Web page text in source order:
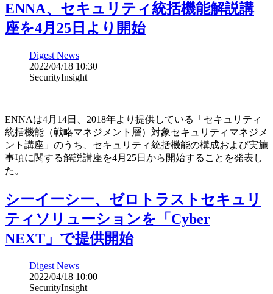
ENNA、セキュリティ統括機能解説講
座を4月25日より開始
Digest News
2022/04/18 10:30
SecurityInsight
ENNAは4月14日、2018年より提供している「セキュリティ
統括機能（戦略マネジメント層）対象セキュリティマネジメ
ント講座」のうち、セキュリティ統括機能の構成および実施
事項に関する解説講座を4月25日から開始することを発表し
た。
シーイーシー、ゼロトラストセキュリ
ティソリューションを「Cyber
NEXT」で提供開始
Digest News
2022/04/18 10:00
SecurityInsight